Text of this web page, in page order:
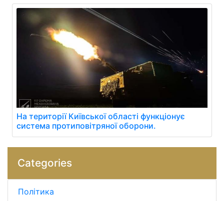
На території Київської області функціонує
система протиповітряної оборони.
Categories
Політика